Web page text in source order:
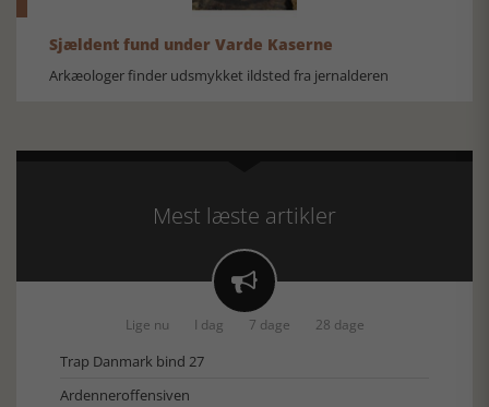
Sjældent fund under Varde Kaserne
Arkæologer finder udsmykket ildsted fra jernalderen
Mest læste artikler

Lige nu I dag 7 dage 28 dage
Trap Danmark bind 27
Ardenneroffensiven